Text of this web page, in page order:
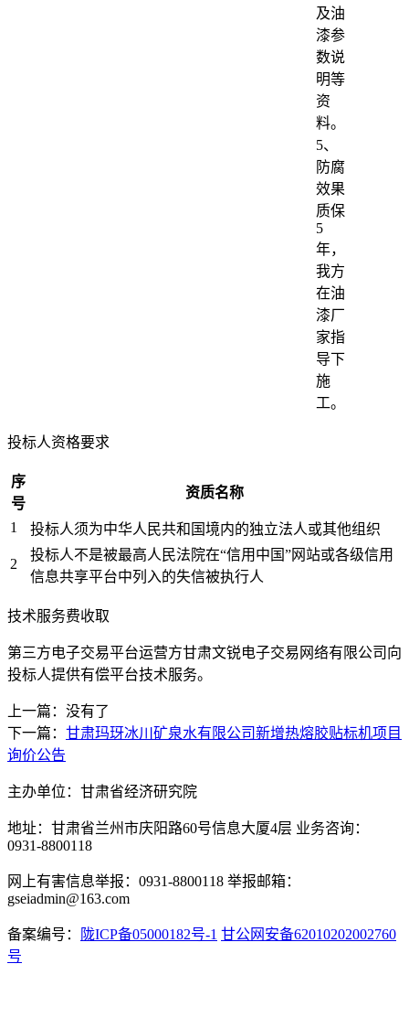
及油
漆参
数说
明等
资
料。
5、
防腐
效果
质保
5
年，
我方
在油
漆厂
家指
导下
施
工。
投标人资格要求
序
号
资质名称
1 投标人须为中华人民共和国境内的独立法人或其他组织
2
投标人不是被最高人民法院在“信用中国”网站或各级信用
信息共享平台中列入的失信被执行人
技术服务费收取
第三方电子交易平台运营方甘肃文锐电子交易网络有限公司向
投标人提供有偿平台技术服务。
上一篇：没有了
下一篇： 甘肃玛玡冰川矿泉水有限公司新增热熔胶贴标机项目
询价公告
主办单位：甘肃省经济研究院
地址：甘肃省兰州市庆阳路60号信息大厦4层 业务咨询：
0931-8800118
网上有害信息举报：0931-8800118 举报邮箱：
gseiadmin@163.com
备案编号： 陇ICP备05000182号-1 甘公网安备62010202002760
号